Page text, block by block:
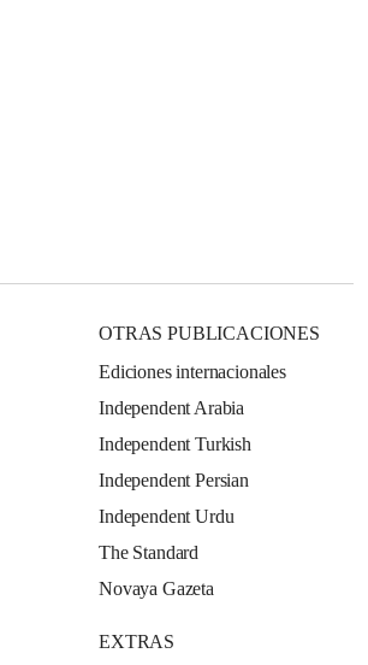
OTRAS PUBLICACIONES
Ediciones internacionales
Independent Arabia
Independent Turkish
Independent Persian
Independent Urdu
The Standard
Novaya Gazeta
EXTRAS